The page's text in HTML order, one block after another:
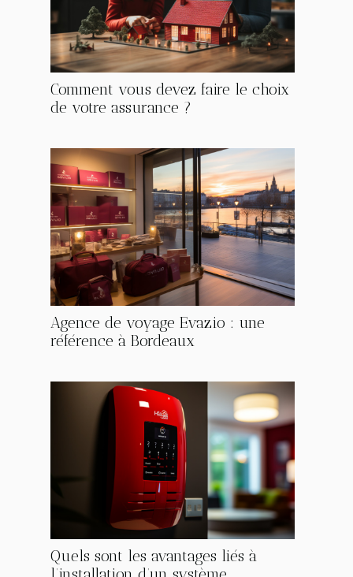
Comment vous devez faire le choix
de votre assurance ?
Agence de voyage Evazio : une
référence à Bordeaux
Quels sont les avantages liés à